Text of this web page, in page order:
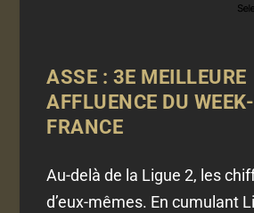
ASSE : 3E MEILLEURE
AFFLUENCE DU
FRANCE
Au-delà de la Ligue 2, les
d’eux-mêmes. En cumulant